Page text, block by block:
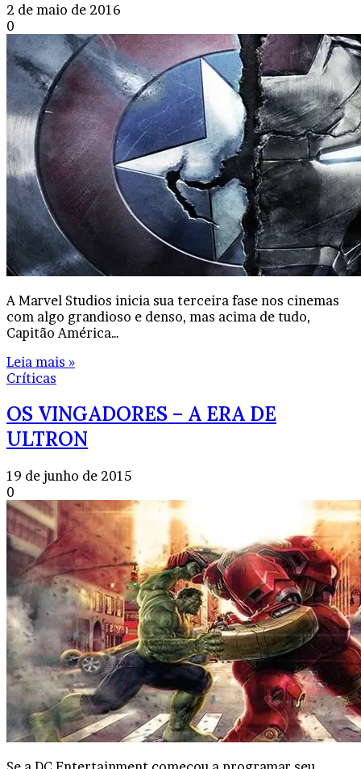
2 de maio de 2016
0
A Marvel Studios inicia sua terceira fase nos cinemas
com algo grandioso e denso, mas acima de tudo,
Capitão América…
Leia mais »
Críticas
OS VINGADORES – A ERA DE
ULTRON
19 de junho de 2015
0